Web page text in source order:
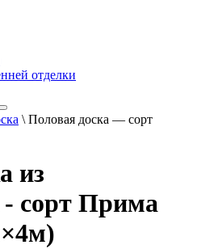
отделки
\ Половая доска — сорт
из
сорт Прима